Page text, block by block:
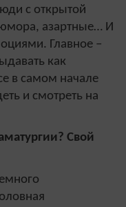
с открытой
азартные… И
Главное –
как
в самом начале
и смотреть на
Свой